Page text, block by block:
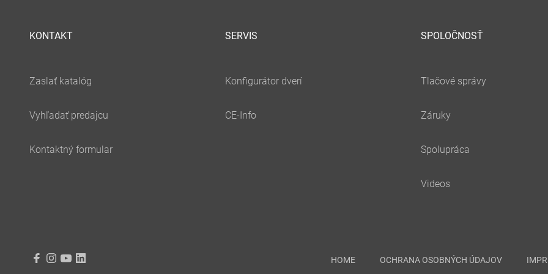
KONTAKT SERVIS SPOLOČNOSŤ